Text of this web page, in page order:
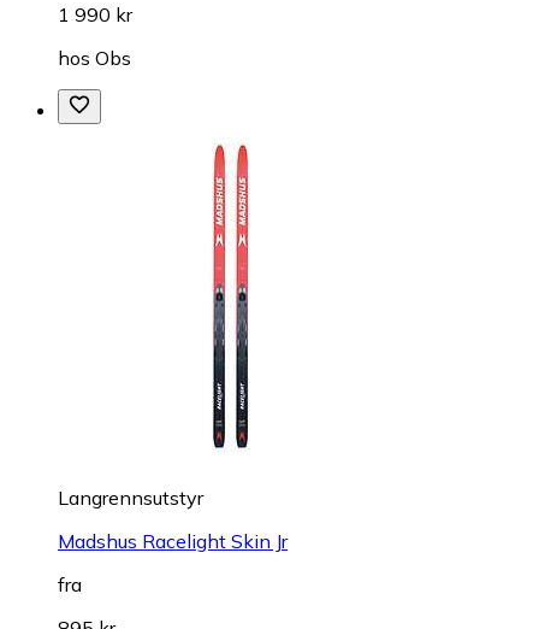
1 990 kr
hos Obs
Langrennsutstyr
Madshus Racelight Skin Jr
fra